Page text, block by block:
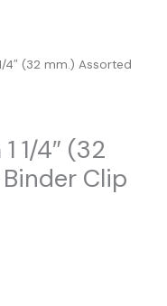
4″ (32 mm.) Assorted
1/4″ (32
Clip